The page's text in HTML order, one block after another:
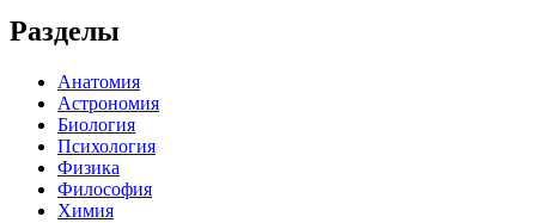
Разделы
Анатомия
Астрономия
Биология
Психология
Физика
Философия
Химия